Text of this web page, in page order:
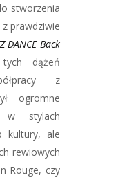
stworzenia
prawdziwie
DANCE Back
dążeń
z
ogromne
w stylach
kultury, ale
rewiowych
Rouge, czy